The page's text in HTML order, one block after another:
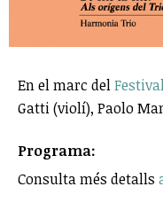
En el marc del
Gatti (violí), Paolo
Programa:
Consulta més detalls